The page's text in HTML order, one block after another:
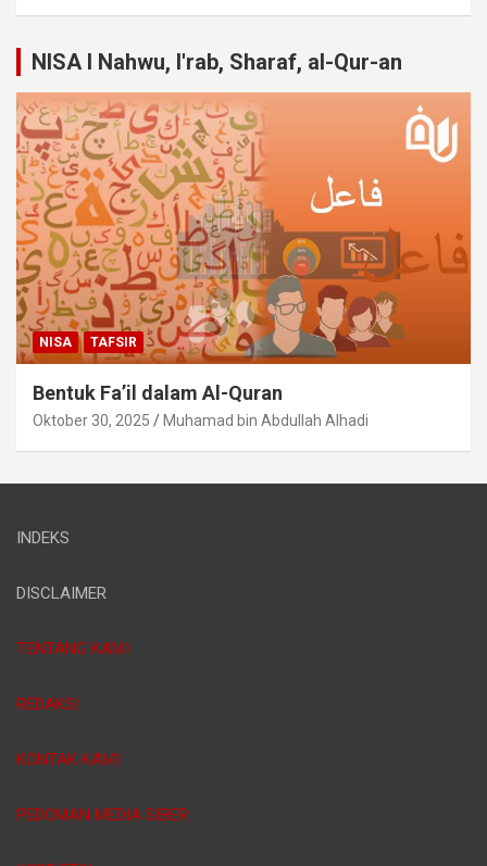
NISA I Nahwu, I'rab, Sharaf, al-Qur-an
NISA TAFSIR
Bentuk Fa’il dalam Al-Quran
Oktober 30, 2025 Muhamad bin Abdullah Alhadi
INDEKS
DISCLAIMER
TENTANG KAMI
REDAKSI
KONTAK KAMI
PEDOMAN MEDIA SIBER